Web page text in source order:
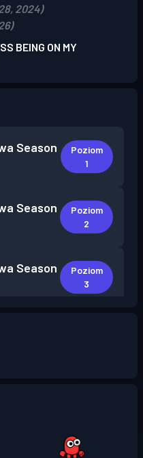
2024)
BEING ON MY
Season
Poziom
1
Season
Poziom
2
Season
Poziom
3
Poziom